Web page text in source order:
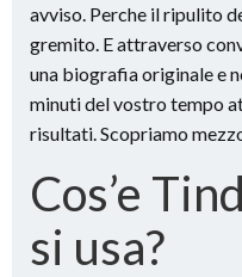
avviso. Perche il ripulito
gremito. E attraverso
una biografia originale e
minuti del vostro tempo
risultati. Scopriamo
Cos’e
si usa?